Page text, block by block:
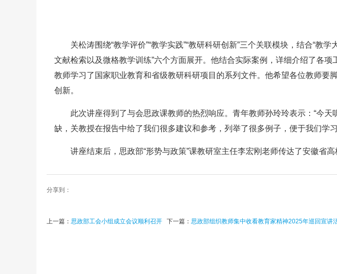
关松涛围绕“教学评价”“教学实践”“教研科研创新”三个关联模块，结合“教
文献检索以及微格教学训练”六个方面展开。他结合实际案例，详细介绍了各
教师学习了国家职业教育和省级教研科研项目的系列文件。他希望各位教师要
创新。
此次讲座得到了与会思政课教师的热烈响应。青年教师孙玲玲表示：“今
缺，关教授在报告中给了我们很多建议和参考，列举了很多例子，便于我们学
讲座结束后，思政部“形势与政策”课教研室主任李宏刚老师传达了安徽省
分享到：
上一篇： 思政部工会小组成立会议顺利召开 下一篇： 思政部组织教师集中收看教育家精神2025年巡回宣讲